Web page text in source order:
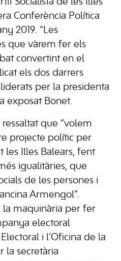
Socialista de les Illes
Conferència Política
2019. “Les
que vàrem fer els
convertint en el
els dos darrers
per la presidenta
exposat Bonet.
ressaltat que “volem
projecte polític per
les Illes Balears, fent
igualitàries, que
de les persones i
Armengol”.
la maquinària per fer
electoral
i l’Oficina de la
la secretària